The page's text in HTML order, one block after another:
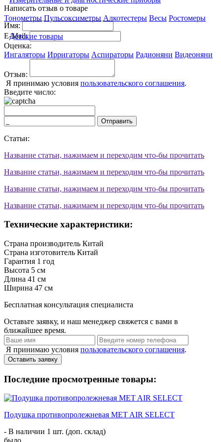
Тонометры Пульсоксиметры Алкотестеры Весы Ростомеры
Детские товары
Ингаляторы Ирригаторы Аспираторы Радионяни Видеоняни
Написать отзыв о товаре
Имя:
E-Mail:
Оценка:
Отзыв:
Я принимаю условия пользовательского соглашения.
Введите число:
Отправить
Статьи:
Название статьи, нажимаем и переходим что-бы прочитать
Название статьи, нажимаем и переходим что-бы прочитать
Название статьи, нажимаем и переходим что-бы прочитать
Название статьи, нажимаем и переходим что-бы прочитать
Технические характеристики:
Страна производитель Китай
Страна изготовитель Китай
Гарантия 1 год
Высота 5 см
Длина 41 см
Ширина 47 см
Бесплатная консультация специалиста
Оставьте заявку, и наш менеджер свяжется с вами в
ближайшее время.
Я принимаю условия пользовательского соглашения.
Оставить заявку
Последние просмотренные товары:
Подушка противопролежневая MET AIR SELECT
- В наличии 1 шт. (доп. склад)